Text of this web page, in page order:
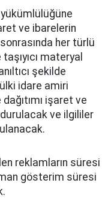
yükümlülüğüne
ve ibarelerin
her türlü
materyal
şekilde
idare amiri
işaret ve
ve ilgililer
reklamların süresi
gösterim süresi